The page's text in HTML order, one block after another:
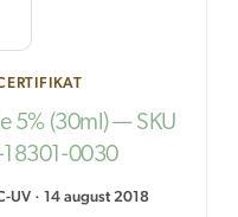
5% (30ml) — SKU
0030
UV · 14 august 2018